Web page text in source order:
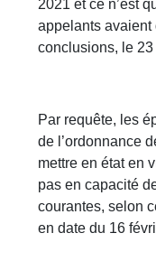
2021 et ce n’est
appelants
conclusions, le 23
Par requête, les
de l’ordonnance
mettre en état en
pas en capacité
courantes, selon
en date du 16